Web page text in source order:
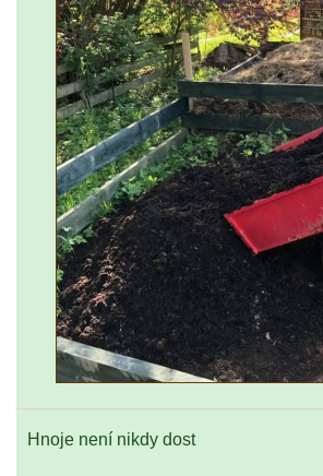
Hnoje není nikdy dost